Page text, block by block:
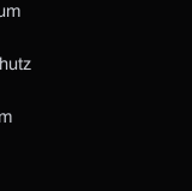
Tab)